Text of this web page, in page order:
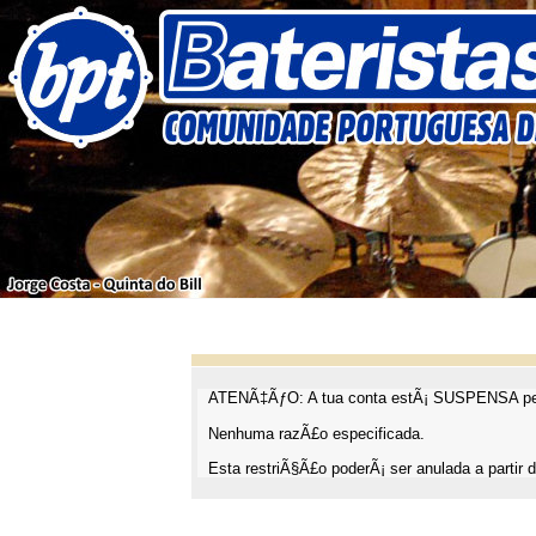
ATENÃ‡ÃƒO: A tua conta estÃ¡ SUSPENSA
Nenhuma razÃ£o especificada.
Esta restriÃ§Ã£o poderÃ¡ ser anulada a partir